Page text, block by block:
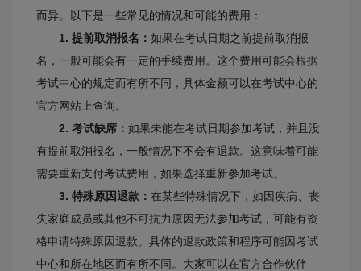
而异。以下是一些常见的情况和可能的费用：
1. 提前取消报名： 如果在考试日期之前提前取消报
名，一般可能会有一定的手续费用。这个费用可能会根据
考试中心的规定而有所不同，具体金额可以在考试中心的
官方网站上查询。
2. 考试缺席： 如果未能在考试日期参加考试，并且没
有提前取消报名，一般情况下不会有退款。这意味着可能
需要重新支付考试费用，如果选择重新参加考试。
3. 特殊原因退款： 在某些特殊情况下，如因疾病、丧
失家庭成员或其他不可抗力原因无法参加考试，可能有资
格申请特殊原因退款。具体的退款政策和程序可能因考试
中心和所在地区而有所不同。大家可以在官方合作伙伴